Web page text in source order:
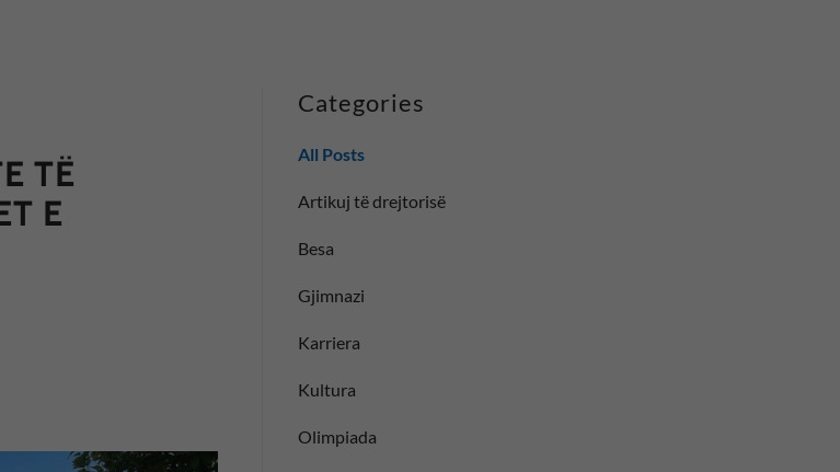
TË
E
Categories
All Posts
Artikuj të drejtorisë
Besa
Gjimnazi
Karriera
Kultura
Olimpiada